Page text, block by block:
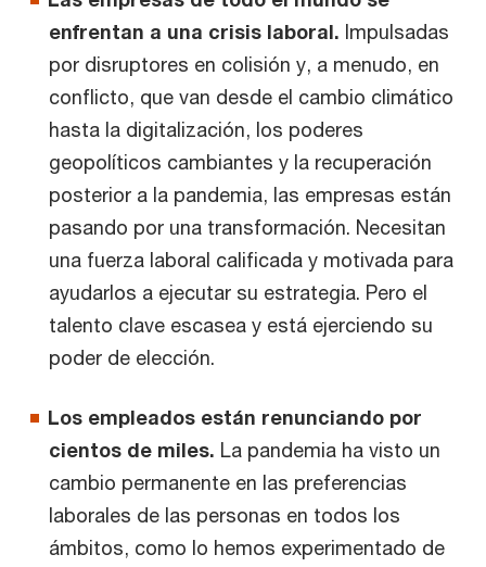
enfrentan a una crisis laboral. Impulsadas
por disruptores en colisión y, a menudo, en
conflicto, que van desde el cambio climático
hasta la digitalización, los poderes
geopolíticos cambiantes y la recuperación
posterior a la pandemia, las empresas están
pasando por una transformación. Necesitan
una fuerza laboral calificada y motivada para
ayudarlos a ejecutar su estrategia. Pero el
talento clave escasea y está ejerciendo su
poder de elección.
Los empleados están renunciando por
cientos de miles. La pandemia ha visto un
cambio permanente en las preferencias
laborales de las personas en todos los
ámbitos, como lo hemos experimentado de